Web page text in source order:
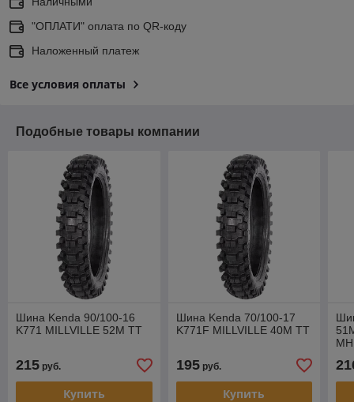
"ОПЛАТИ" оплата по QR-коду
Наложенный платеж
Все условия оплаты
Подобные товары компании
Шина Kenda 90/100-16
K771 MILLVILLE 52M TT
215 руб.
Купить
Шина Kenda 70/100-17
K771F MILLVILLE 40M TT
195руб.
Купить